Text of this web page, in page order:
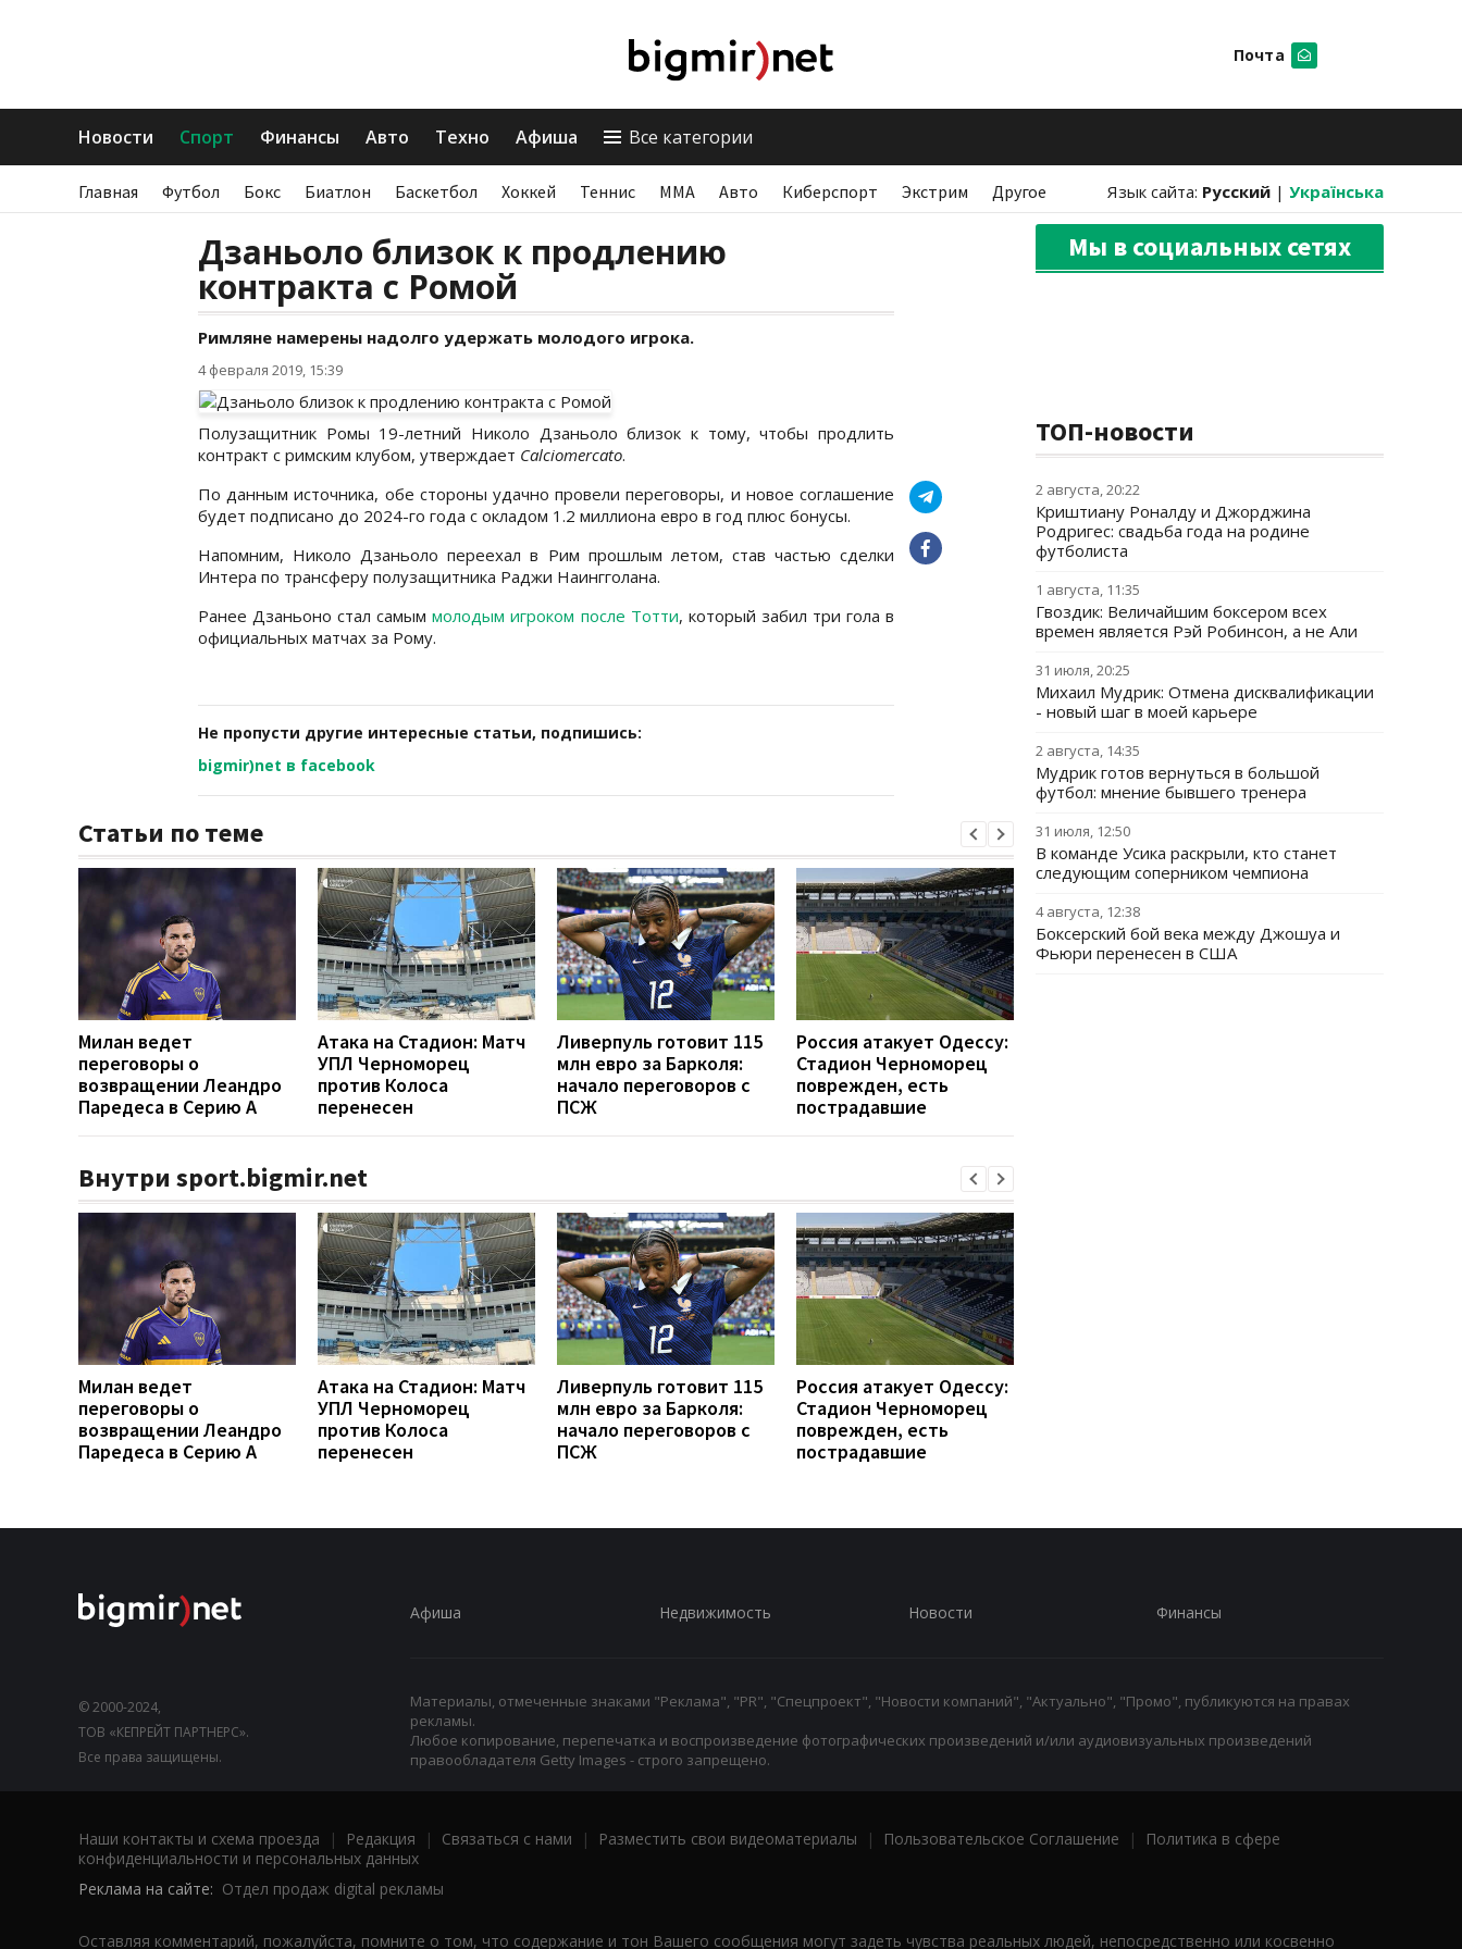
Почта
Новости Спорт Финансы Авто Техно Афиша Все категории
Главная Футбол Бокс Биатлон Баскетбол Хоккей Теннис ММА Авто Киберспорт Экстрим Другое Язык сайта: Русский | Українська
Дзаньоло близок к продлению
контракта с Ромой
Римляне намерены надолго удержать молодого игрока.
4 февраля 2019, 15:39
Полузащитник Ромы 19-летний Николо Дзаньоло близок к тому, чтобы продлить
контракт с римским клубом, утверждает Calciomercato.
По данным источника, обе стороны удачно провели переговоры, и новое соглашение
будет подписано до 2024-го года с окладом 1.2 миллиона евро в год плюс бонусы.
Напомним, Николо Дзаньоло переехал в Рим прошлым летом, став частью сделки
Интера по трансферу полузащитника Раджи Наингголана.
Ранее Дзаньоно стал самыммолодым игроком после Тотти, который забил три гола в
официальных матчах за Рому.
Не пропусти другие интересные статьи, подпишись:
bigmir)net в facebook
Статьи по теме
Милан ведет
переговоры о
возвращении Леандро
Паредеса в Серию А
Атака на Стадион: Матч
УПЛ Черноморец
против Колоса
перенесен
Ливерпуль готовит 115
млн евро за Барколя:
начало переговоров с
ПСЖ
Россия атакует Одессу:
Стадион Черноморец
поврежден, есть
пострадавшие
Внутри sport.bigmir.net
Милан ведет
переговоры о
возвращении Леандро
Паредеса в Серию А
Атака на Стадион: Матч
УПЛ Черноморец
против Колоса
перенесен
Ливерпуль готовит 115
млн евро за Барколя:
начало переговоров с
ПСЖ
Россия атакует Одессу:
Стадион Черноморец
поврежден, есть
пострадавшие
Мы в социальных сетях
ТОП-новости
2 августа, 20:22
Криштиану Роналду и Джорджина
Родригес: свадьба года на родине
футболиста
1 августа, 11:35
Гвоздик: Величайшим боксером всех
времен является Рэй Робинсон, а не Али
31 июля, 20:25
Михаил Мудрик: Отмена дисквалификации
- новый шаг в моей карьере
2 августа, 14:35
Мудрик готов вернуться в большой
футбол: мнение бывшего тренера
31 июля, 12:50
В команде Усика раскрыли, кто станет
следующим соперником чемпиона
4 августа, 12:38
Боксерский бой века между Джошуа и
Фьюри перенесен в США
© 2000-2024,
ТОВ «КЕПРЕЙТ ПАРТНЕРС».
Все права защищены.
Афиша Недвижимость Новости Финансы
Материалы, отмеченные знаками "Реклама", "PR", "Спецпроект", "Новости компаний", "Актуально", "Промо", публикуются на правах
рекламы.
Любое копирование, перепечатка и воспроизведение фотографических произведений и/или аудиовизуальных произведений
правообладателя Getty Images - строго запрещено.
Наши контакты и схема проезда | Редакция | Связаться с нами | Разместить свои видеоматериалы | Пользовательское Соглашение |
Политика в сфере
конфиденциальности и персональных данных
Реклама на сайте: Отдел продаж digital рекламы
Оставляя комментарий, пожалуйста, помните о том, что содержание и тон Вашего сообщения могут задеть чувства реальных людей, непосредственно или косвенно